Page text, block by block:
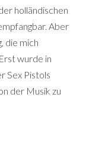
holländischen
Aber
die mich
wurde in
Sex Pistols
der Musik zu